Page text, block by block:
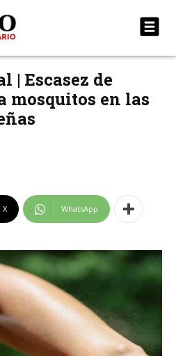
| Escasez de
mosquitos en las
X WhatsApp